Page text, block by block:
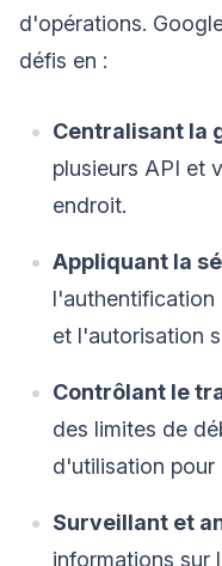
d'opérations.
défis en :
Centralisant la
plusieurs API et
endroit.
Appliquant la
l'authentification
et l'autorisation
Contrôlant le
des limites de
d'utilisation pour
Surveillant et
informations sur